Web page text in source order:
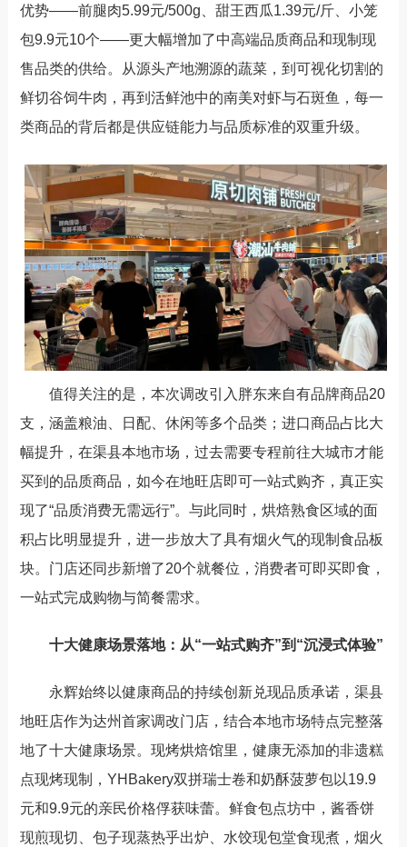
优势——前腿肉5.99元/500g 、甜王西瓜1.39元/斤、小笼
包9.9元10个——更大幅增加了中高端品质商品和现制现
售品类的供给。从源头产地溯源的蔬菜，到可视化切割的
鲜切谷饲牛肉，再到活鲜池中的南美对虾与石斑鱼 ，每一
类商品的背后都是供应链能力与品质标准的双重升级。
值得关注的是，本次调改引入胖东来自有品牌商品20
支，涵盖粮油、日配、休闲等多个品类；进口商品占比大
幅提升，在渠县本地市场，过去需要专程前往大城市才能
买到的品质商品，如今在地旺店即可一站式购齐，真正实
现了“品质消费无需远行”。与此同时，烘焙熟食区域的面
积占比明显提升，进一步放大了具有烟火气的现制食品板
块。门店还同步新增了20个就餐位，消费者可即买即食，
一站式完成购物与简餐需求。
十大健康场景落地：从“一站式购齐”到 “沉浸式体验”
永辉始终以健康商品的持续创新兑现品质承诺，渠县
地旺店作为达州首家调改门店，结合本地市场特点完整落
地了十大健康场景。现烤烘焙馆里，健康无添加的非遗糕
点现烤现制， YHBakery双拼瑞士卷和奶酥菠萝包以19.9
元和9.9元的亲民价格俘获味蕾。鲜食包点坊中，酱香饼
现煎现切、包子现蒸热乎出炉、水饺现包堂食现煮，烟火